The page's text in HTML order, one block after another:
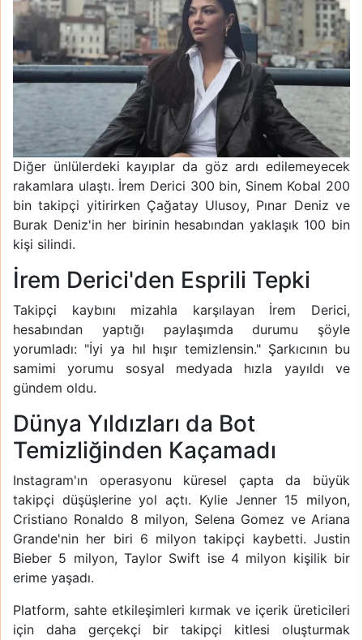
Diğer ünlülerdeki kayıplar da göz ardı edilemeyecek
rakamlara ulaştı. İrem Derici 300 bin, Sinem Kobal 200
bin takipçi yitirirken Çağatay Ulusoy, Pınar Deniz ve
Burak Deniz'in her birinin hesabından yaklaşık 100 bin
kişi silindi.
İrem Derici'den Esprili Tepki
Takipçi kaybını mizahla karşılayan İrem Derici,
hesabından yaptığı paylaşımda durumu şöyle
yorumladı: "İyi ya hıl hışır temizlensin." Şarkıcının bu
samimi yorumu sosyal medyada hızla yayıldı ve
gündem oldu.
Dünya Yıldızları da Bot
Temizliğinden Kaçamadı
Instagram'ın operasyonu küresel çapta da büyük
takipçi düşüşlerine yol açtı. Kylie Jenner 15 milyon,
Cristiano Ronaldo 8 milyon, Selena Gomez ve Ariana
Grande'nin her biri 6 milyon takipçi kaybetti. Justin
Bieber 5 milyon, Taylor Swift ise 4 milyon kişilik bir
erime yaşadı.
Platform, sahte etkileşimleri kırmak ve içerik üreticileri
için daha gerçekçi bir takipçi kitlesi oluşturmak